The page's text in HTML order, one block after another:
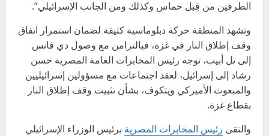
الطرفين من قِبل حماس وكذلك ومن الجانب الإسرائيلي”.
وتشهد المنطقة حركة دبلوماسية كثيفة لضمان استمرار اتفاق
وقف إطلاق النار في غزة، فبالتزامن مع وصول دي فانس
إلى تل أبيب، توجه رئيس المخابرات العامة المصرية حسن
رشاد إلى إسرائيل، لعقد اجتماعات مع مسؤولين إسرائيليين
والمبعوث الأميركي ويتكوف، بشأن تثبيت وقف إطلاق النار
بقطاع غزة.
والتقى رئيس المخابرات المصرية برئيس الوزراء الإسرائيلي